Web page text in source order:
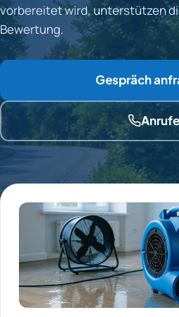
vorbereitet wird, unterstützen
Bewertung.
Gespräch